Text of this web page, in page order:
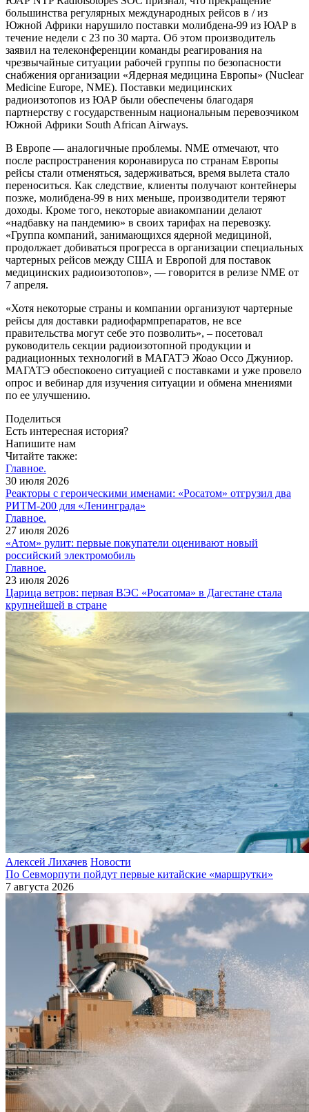
большинства регулярных международных рейсов в / из
Южной Африки нарушило поставки мoлибдена-99 из ЮАР в
течение недели с 23 по 30 марта. Об этом производитель
заявил на телеконференции команды реагирования на
чрезвычайные ситуации рабочей группы по безопасности
снабжения организации «Ядерная медицина Европы» (Nuclear
Medicine Europe, NME). Поставки медицинских
радиоизотопов из ЮАР были обеспечены благодаря
партнерству с государственным национальным перевозчиком
Южной Африки South African Airways.
В Европе — аналогичные проблемы. NME отмечают, что
после распространения коронавируса по странам Европы
рейсы стали отменяться, задерживаться, время вылета стало
переноситься. Как следствие, клиенты получают контейнеры
позже, молибдена-99 в них меньше, производители теряют
доходы. Кроме того, некоторые авиакомпании делают
«надбавку на пандемию» в своих тарифах на перевозку.
«Группа компаний, занимающихся ядерной медициной,
продолжает добиваться прогресса в организации специальных
чартерных рейсов между США и Европой для поставок
медицинских радиоизотопов», — говорится в релизе NME от
7 апреля.
«Хотя некоторые страны и компании организуют чартерные
рейсы для доставки радиофармпрепаратов, не все
правительства могут себе это позволить», – посетовал
руководитель секции радиоизотопной продукции и
радиационных технологий в МАГАТЭ Жоао Oссo Джуниор.
МАГАТЭ обеспокоено ситуацией с поставками и уже провело
опрос и вебинар для изучения ситуации и обмена мнениями
по ее улучшению.
Поделиться
Есть интересная история?
Напишите нам
Читайте также:
Главное.
30 июля 2026
Реакторы с героическими именами: «Росатом» отгрузил два
РИТМ-200 для «Ленинграда»
Главное.
27 июля 2026
«Атом» рулит: первые покупатели оценивают новый
российский электромобиль
Главное.
23 июля 2026
Царица ветров: первая ВЭС «Росатома» в Дагестане стала
крупнейшей в стране
Алексей Лихачев Новости
По Севморпути пойдут первые китайские «маршрутки»
7 августа 2026